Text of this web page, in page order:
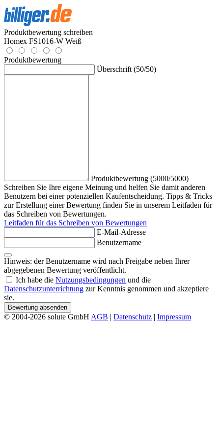
Produktbewertung schreiben
Homex FS1016-W Weiß
Produktbewertung
Überschrift (50/50)
Produktbewertung (5000/5000)
Schreiben Sie Ihre eigene Meinung und helfen Sie damit anderen
Benutzern bei einer potenziellen Kaufentscheidung. Tipps & Tricks
zur Erstellung einer Bewertung finden Sie in unserem Leitfaden für
das Schreiben von Bewertungen.
Leitfaden für das Schreiben von Bewertungen
E-Mail-Adresse
Benutzername
Hinweis: der Benutzername wird nach Freigabe neben Ihrer
abgegebenen Bewertung veröffentlicht.
Ich habe die Nutzungsbedingungen und die
Datenschutzunterrichtung zur Kenntnis genommen und akzeptiere
sie.
Bewertung absenden
© 2004-2026 solute GmbH AGB | Datenschutz | Impressum